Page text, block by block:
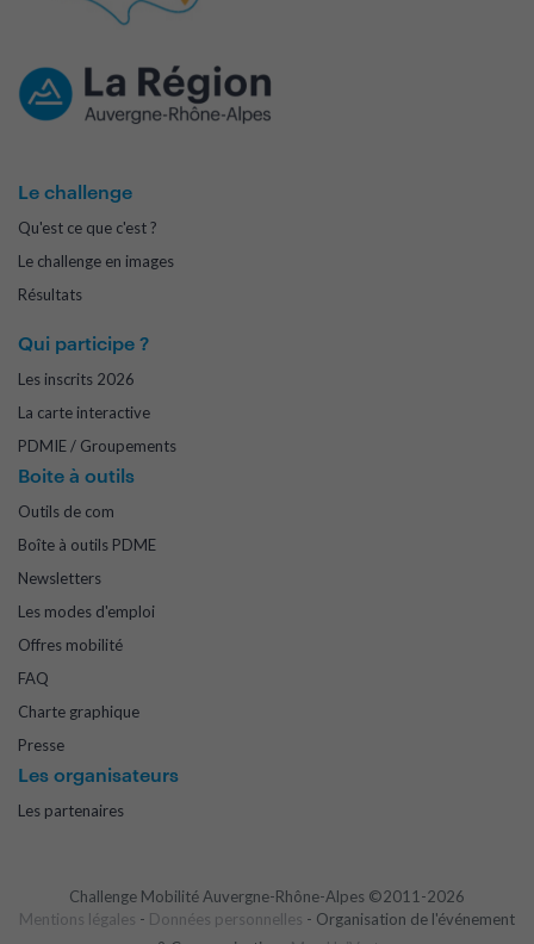
Le challenge
Qu'est ce que c'est ?
Le challenge en images
Résultats
Qui participe ?
Les inscrits 2026
La carte interactive
PDMIE / Groupements
Boite à outils
Outils de com
Boîte à outils PDME
Newsletters
Les modes d'emploi
Offres mobilité
FAQ
Charte graphique
Presse
Les organisateurs
Les partenaires
Challenge Mobilité Auvergne-Rhône-Alpes ©2011-2026
Mentions légales - Données personnelles - Organisation de l'événement